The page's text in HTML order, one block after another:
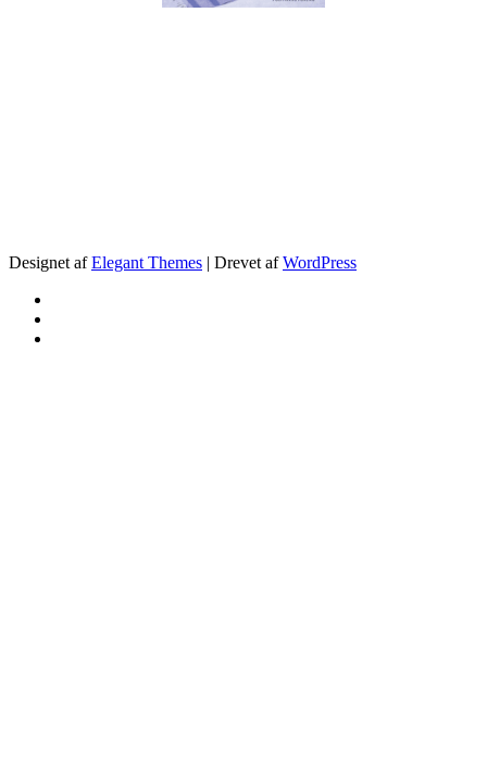
Designet afElegant Themes | Drevet afWordPress